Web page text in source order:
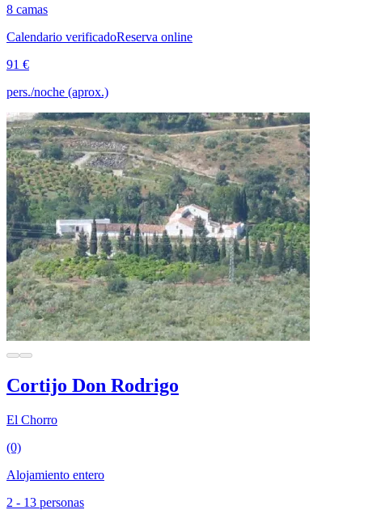
8 camas
Calendario verificadoReserva online
91 €
pers./noche (aprox.)
Cortijo Don Rodrigo
El Chorro
(0)
Alojamiento entero
2 - 13 personas